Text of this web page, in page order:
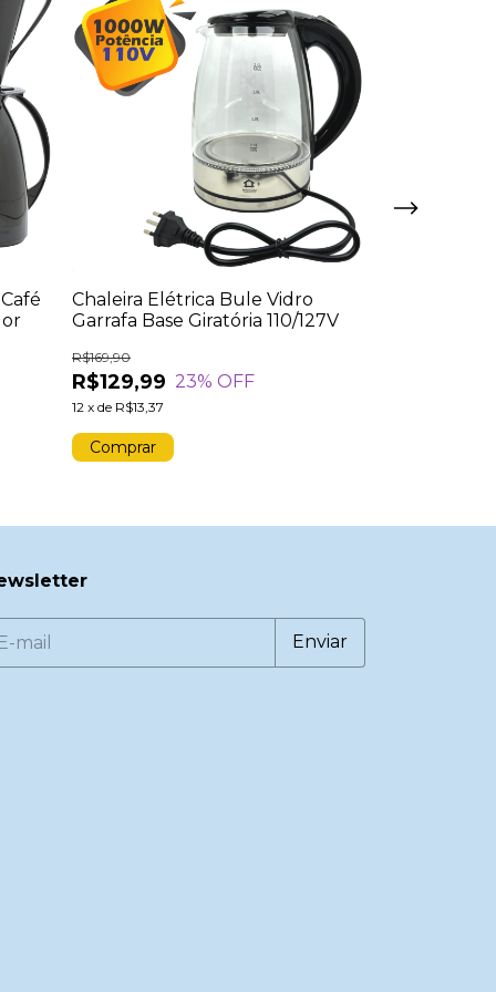
Chaleira Elétrica Bule Vidro
Garrafa Base Giratória 110/127V
R$129,99
R$169,90
23% OFF
12 x de R$13,37